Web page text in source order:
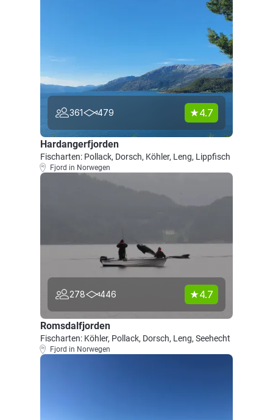
361 479 4.7
Hardangerfjorden
Fischarten: Pollack, Dorsch, Köhler, Leng, Lippfisch
Fjord in Norwegen
278 446 4.7
Romsdalfjorden
Fischarten: Köhler, Pollack, Dorsch, Leng, Seehecht
Fjord in Norwegen